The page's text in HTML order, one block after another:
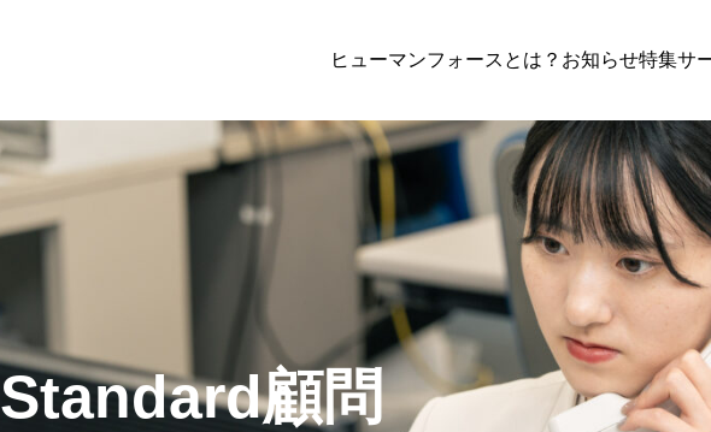
ヒューマンフォースとは？ お知らせ特集サ
お客様の声 / 株式会社エスグランド様
社労士業務, 解決事例
成長企業が“ゼロ地点”で整えている労務
は？｜社労士事務所代表が語る！組織の
Standard顧問 Standard顧問+給与
Standard顧問